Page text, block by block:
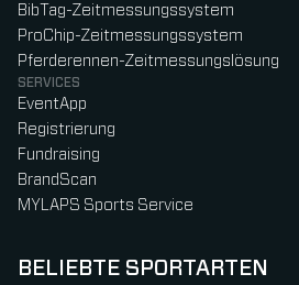
BibTag-Zeitmessungssystem
ProChip-Zeitmessungssystem
Pferderennen-Zeitmessungslösung
SERVICES
EventApp
Registrierung
Fundraising
BrandScan
MYLAPS Sports Service
BELIEBTE SPORTARTEN